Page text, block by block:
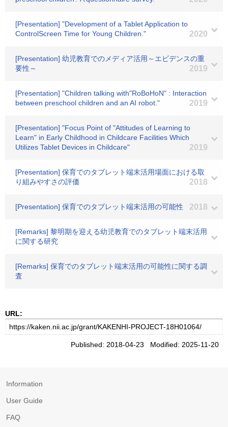
[Presentation] "Development of a Tablet Application to
ControlScreen Time for Young Children."
2020
[Presentation] 幼児教育でのメディア活用～エビデンスの重
要性～
2019
[Presentation] "Children talking with"RoBoHoN" : Interaction
between preschool children and an AI robot."
2019
[Presentation] "Focus Point of "Attitudes of Learning to
Learn" in Early Childhood in Childcare Facilities Which
Utilizes Tablet Devices in Childcare"
2019
[Presentation] 保育でのタブレット端末活用場面における取
り組みやすさの評価
2018
[Presentation] 保育でのタブレット端末活用の可能性 2018
[Remarks] 黎明期を迎える幼児教育でのタブレット端末活用
に関する研究
[Remarks] 保育でのタブレット端末活用の可能性に関する調
査
URL:
Published: 2018-04-23 Modified: 2025-11-20
Information
User Guide
FAQ